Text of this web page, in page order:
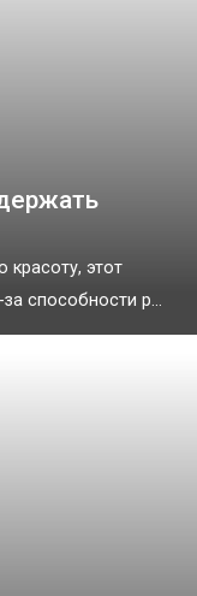
этот
способности р...